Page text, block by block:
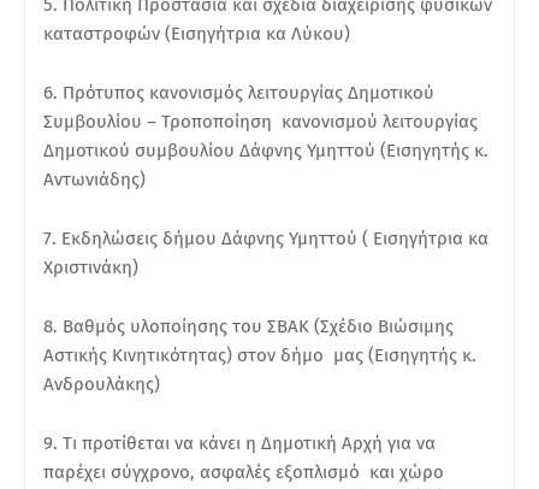
5. Πολιτική Προστασία και σχέδια διαχείρισης φυσικών
καταστροφών (Εισηγήτρια κα Λύκου)
6. Πρότυπος κανονισμός λειτουργίας Δημοτικού
Συμβουλίου – Τροποποίηση κανονισμού λειτουργίας
Δημοτικού συμβουλίου Δάφνης Υμηττού (Εισηγητής κ.
Αντωνιάδης)
7. Εκδηλώσεις δήμου Δάφνης Υμηττού ( Εισηγήτρια κα
Χριστινάκη)
8. Βαθμός υλοποίησης του ΣΒΑΚ (Σχέδιο Βιώσιμης
Αστικής Κινητικότητας) στον δήμο μας (Εισηγητής κ.
Ανδρουλάκης)
9. Tι προτίθεται να κάνει η Δημοτική Αρχή για να
παρέχει σύγχρονο, ασφαλές εξοπλισμό και χώρο